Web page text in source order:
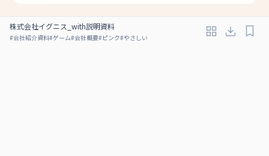
株式会社イグニス_with説明資料
#会社紹介資料#ゲーム#会社概要#ピンク#やさしい